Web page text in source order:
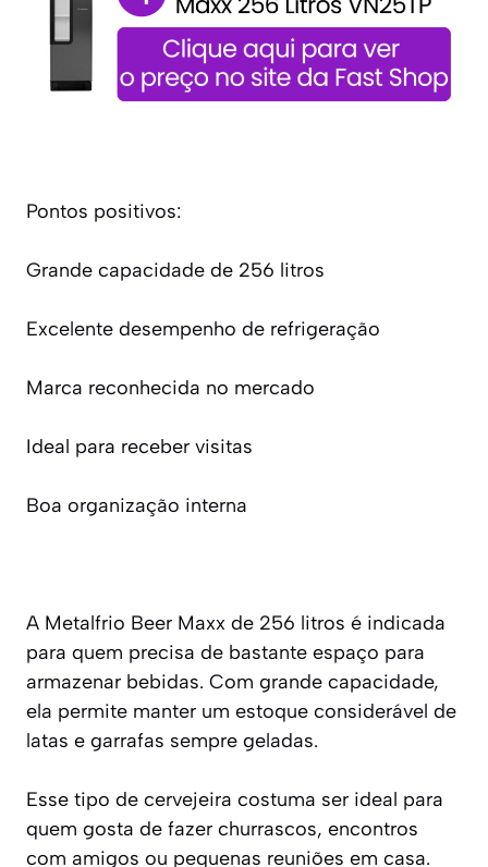
Pontos positivos:
Grande capacidade de 256 litros
Excelente desempenho de refrigeração
Marca reconhecida no mercado
Ideal para receber visitas
Boa organização interna
A Metalfrio Beer Maxx de 256 litros é indicada
para quem precisa de bastante espaço para
armazenar bebidas. Com grande capacidade,
ela permite manter um estoque considerável de
latas e garrafas sempre geladas.
Esse tipo de cervejeira costuma ser ideal para
quem gosta de fazer churrascos, encontros
com amigos ou pequenas reuniões em casa.